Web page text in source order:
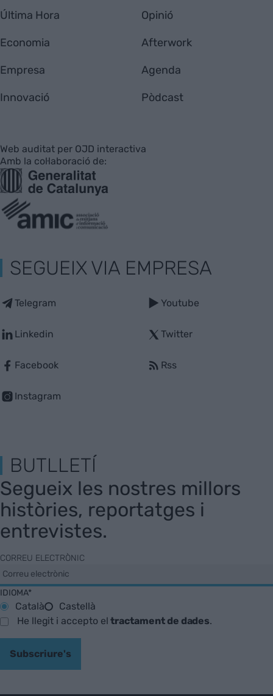
Última Hora
Economia
Empresa
Innovació
Opinió
Afterwork
Agenda
Pòdcast
Web auditat per OJD interactiva
Amb la col·laboració de:
SEGUEIX VIA EMPRESA
Telegram
Linkedin
Facebook
Instagram
Youtube
Twitter
Rss
BUTLLETÍ
Segueix les nostres millors
històries, reportatges i
entrevistes.
CORREU ELECTRÒNIC
IDIOMA*
Català
Castellà
He llegit i accepto eltractament de dades.
Subscriure's